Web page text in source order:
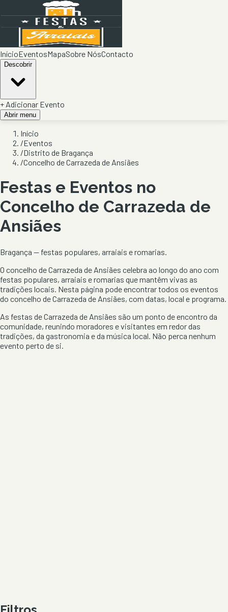
InícioEventosMapaSobre NósContacto
Descobrir
+ Adicionar Evento
Abrir menu
Início
/Eventos
/Distrito de Bragança
/Concelho de Carrazeda de Ansiães
Festas e Eventos no
Concelho de Carrazeda de
Ansiães
Bragança — festas populares, arraiais e romarias.
O concelho deCarrazeda de Ansiães celebra ao longo do ano com
festas populares, arraiais e romarias que mantêm vivas as
tradições locais. Nesta página pode encontrar todos os eventos
do concelho deCarrazeda de Ansiães, com datas, local e programa.
As festas deCarrazeda de Ansiães são um ponto de encontro da
comunidade, reunindo moradores e visitantes em redor das
tradições, da gastronomia e da música local. Não perca nenhum
evento perto de si.